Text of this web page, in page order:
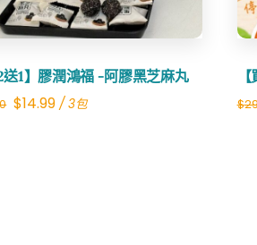
2送1】膠潤鴻福 -阿膠黑芝麻丸
Original
$14.99Current
/ 3包 $